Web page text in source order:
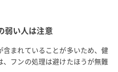
弱い人は注意
含まれていることが多いため、健
フンの処理は避けたほうが無難